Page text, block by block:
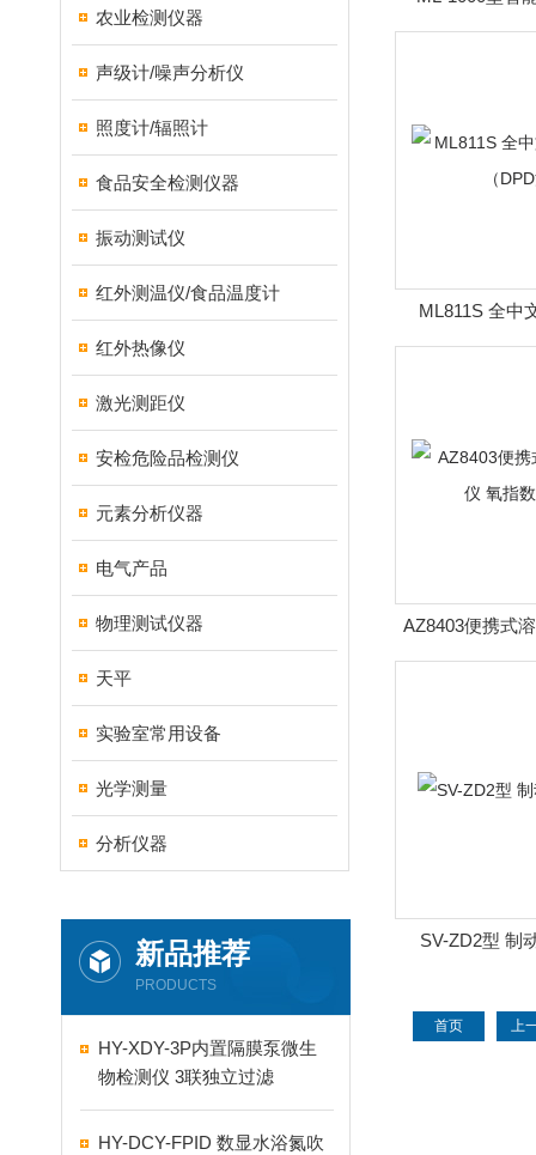
农业检测仪器
声级计/噪声分析仪
照度计/辐照计
食品安全检测仪器
振动测试仪
红外测温仪/食品温度计
红外热像仪
激光测距仪
安检危险品检测仪
元素分析仪器
电气产品
物理测试仪器
天平
实验室常用设备
光学测量
分析仪器
新品推荐
PRODUCTS
HY-XDY-3P内置隔膜泵微生
物检测仪 3联独立过滤
HY-DCY-FPID 数显水浴氮吹
ML811S 全中
（
AZ8403便携式
指数
SV-ZD2型 制
首页 上